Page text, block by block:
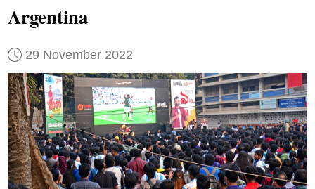
Argentina
29 November 2022